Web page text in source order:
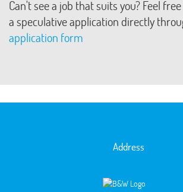
Can't see a job that suits you? Feel
a speculative application directly
application form
Address